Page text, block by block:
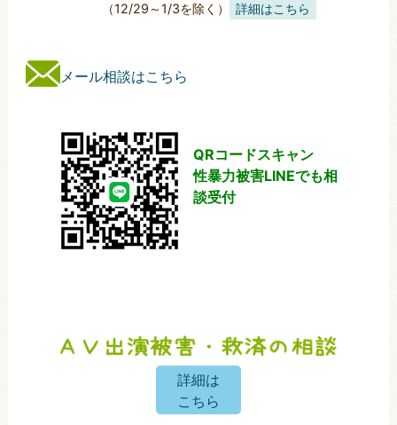
（12/29～1/3を除く） 詳細はこちら
メール相談はこちら
QRコードスキャン
性暴力被害LINEでも相
談受付
詳細は
こちら